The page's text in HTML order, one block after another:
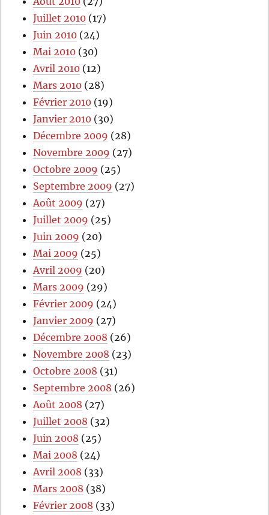
Juillet 2010 (17)
Juin 2010 (24)
Mai 2010 (30)
Avril 2010 (12)
Mars 2010 (28)
Février 2010 (19)
Janvier 2010 (30)
Décembre 2009 (28)
Novembre 2009 (27)
Octobre 2009 (25)
Septembre 2009 (27)
Août 2009 (27)
Juillet 2009 (25)
Juin 2009 (20)
Mai 2009 (25)
Avril 2009 (20)
Mars 2009 (29)
Février 2009 (24)
Janvier 2009 (27)
Décembre 2008 (26)
Novembre 2008 (23)
Octobre 2008 (31)
Septembre 2008 (26)
Août 2008 (27)
Juillet 2008 (32)
Juin 2008 (25)
Mai 2008 (24)
Avril 2008 (33)
Mars 2008 (38)
Février 2008 (33)